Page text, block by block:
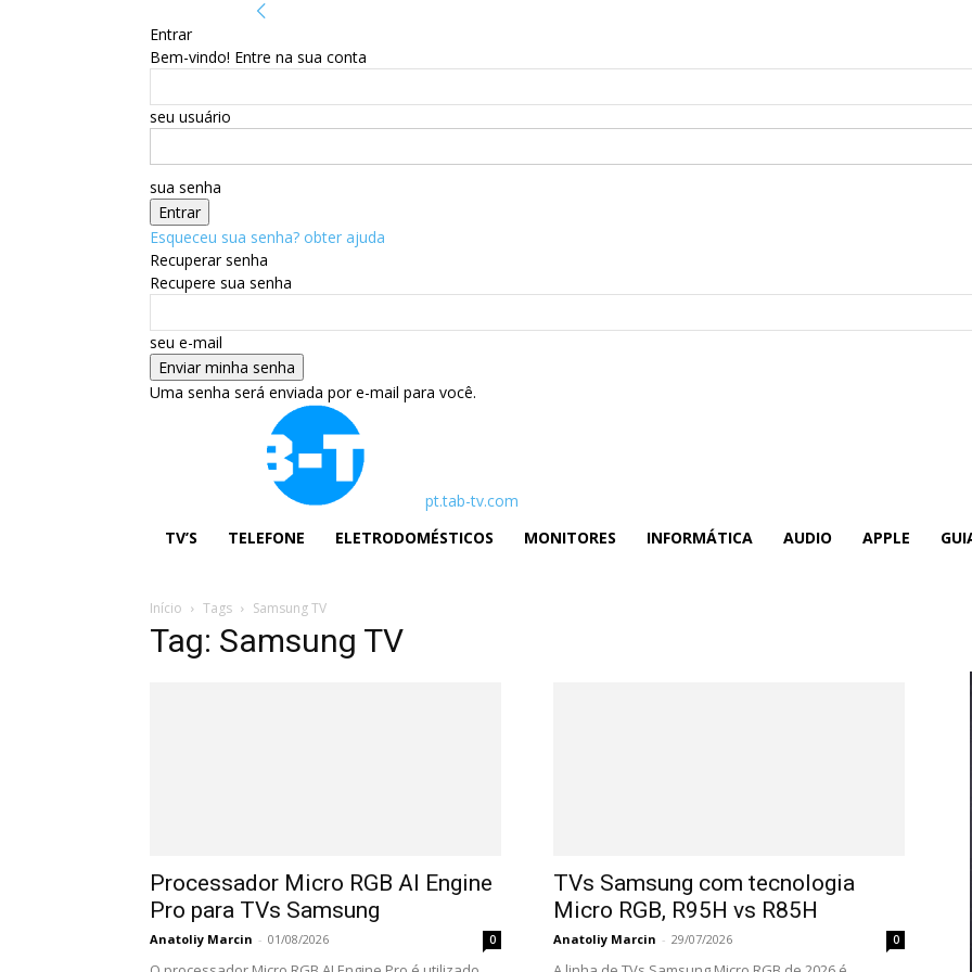
Entrar
Bem-vindo! Entre na sua conta
seu usuário
sua senha
Esqueceu sua senha? obter ajuda
Recuperar senha
Recupere sua senha
seu e-mail
Uma senha será enviada por e-mail para você.
pt.tab-tv.com
TV’S
TELEFONE ELETRODOMÉSTICOS MONITORES INFORMÁTICA AUDIO APPLE
Início Tags Samsung TV
Tag: Samsung TV
Processador Micro RGB AI Engine
Pro para TVs Samsung
Anatoliy Marcin - 01/08/2026 0
TVs Samsung com tecnologia
Micro RGB, R95H vs R85H
Anatoliy Marcin - 29/07/2026 0